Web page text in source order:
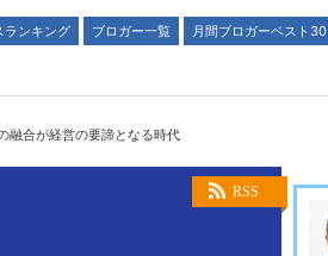
ランキング ブロガー一覧
月間ブロガーベスト30
融合が経営の要諦となる時代
RSS